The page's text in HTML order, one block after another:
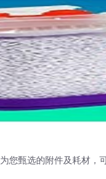
为您甄选的附件及耗材，